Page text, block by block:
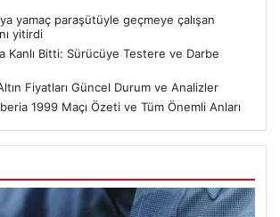
yamaç paraşütüyle geçmeye çalışan
yitirdi
Kanlı Bitti: Sürücüye Testere ve Darbe
Fiyatları Güncel Durum ve Analizler
1999 Maçı Özeti ve Tüm Önemli Anları